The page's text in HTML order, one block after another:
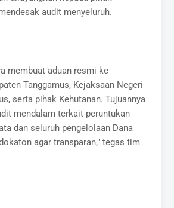
audit menyeluruh.
membuat aduan resmi ke
Tanggamus, Kejaksaan Negeri
serta pihak Kehutanan. Tujuannya
mendalam terkait peruntukan
dan seluruh pengelolaan Dana
agar transparan," tegas tim